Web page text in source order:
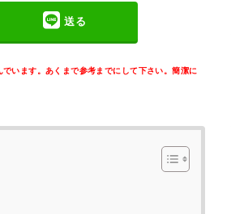
送る
います。あくまで参考までにして下さい。簡潔に